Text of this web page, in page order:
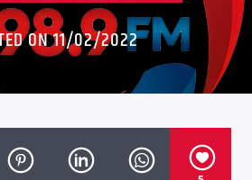
ON 11/02/2022